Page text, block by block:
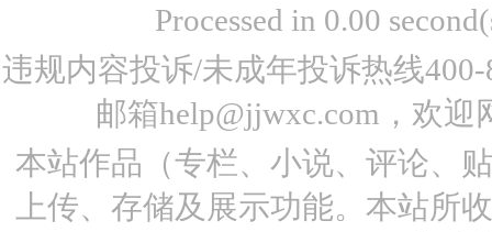
Processed in 0.00
违规内容投诉/未成年投诉热线
邮箱help@jjwxc.com，欢
本站作品（专栏、小说、评论、
上传、存储及展示功能。本站所